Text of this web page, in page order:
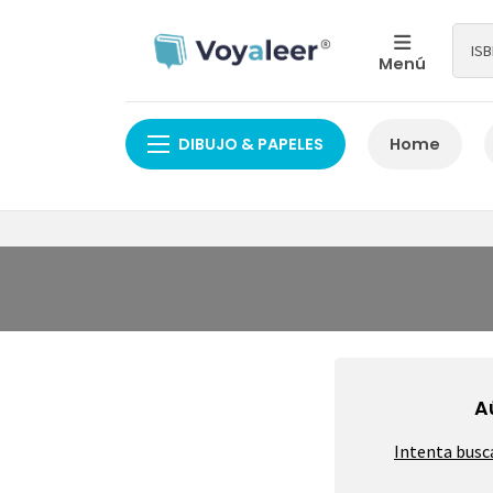
Menú
DIBUJO & PAPELES Home
Intenta